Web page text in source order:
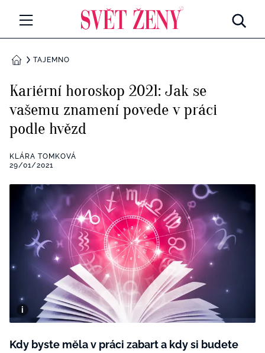
Všechny kategorie
Rozhovory
RETROHUBKY
Všechny kategorie
Seberozvoj
Všechny kategorie
Životní styl
ZÁBAVA
Všechny kategorie
Testy a kvízy
BYDLENÍ
Všechny kategorie
Tvoření
Rady a tipy
BurdaMedia
Extra
SVĚT ŽENY - 599 KČ
ROČNÍ PŘEDPLATNÉ SVĚT ŽENY +
DOMŮTAJEMNO
Kariérní horoskop 2021: Jak se
vašemu znamení povede v práci
podle hvězd
KLÁRA TOMKOVÁ
29/01/2021
Kdy byste měla v práci zabart a kdy si budete